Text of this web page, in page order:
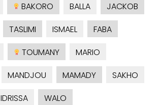
BAKORO BALLA
JACKOB
TASLIMI ISMAEL
FABA
TOUMANY
MARIO
MANDJOU MAMADY
SAKHO
IDRISSA
WALO